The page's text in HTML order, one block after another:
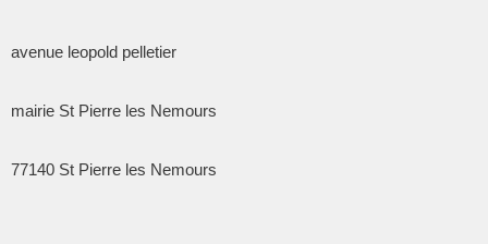
avenue leopold pelletier
mairie St Pierre les Nemours
77140 St Pierre les Nemours